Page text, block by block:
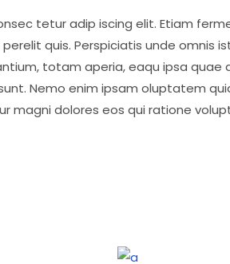
tetur adip iscing elit. Etiam
quis. Perspiciatis unde omnis
totam aperia, eaqu ipsa quae
Nemo enim ipsam oluptatem
magni dolores eos qui ratione